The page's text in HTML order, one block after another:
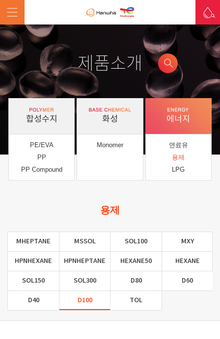
제품소개
합성수지
PE/EVA
PP
PP Compound
화성
Monomer
에너지
연료유
용제
LPG
용제
MHEPTANE MSSOL SOL100 MXY
HPNHEXANE HPNHEPTANE HEXANE50 HEXANE
SOL150 SOL300 D80 D60
D40 D100 TOL